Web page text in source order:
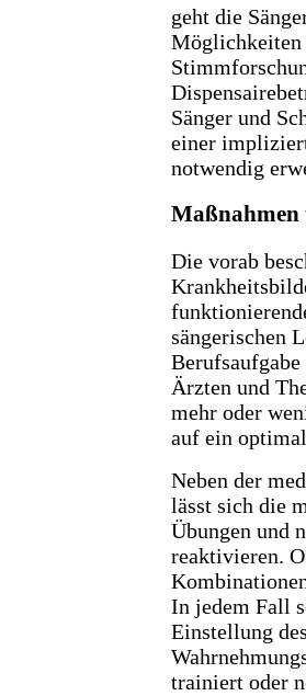
geht die
Möglichkeiten
Sänger und
einer
notwendig
Maßnahmen
Die vorab
sängerischen
Ärzten und
mehr oder
auf ein
Neben der
lässt sich die
Übungen und
reaktivieren.
In jedem Fall
Einstellung
trainiert oder